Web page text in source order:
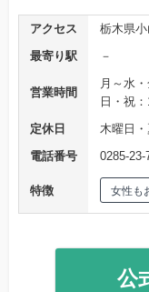
アクセス
栃木県
最寄り駅
－
営業時間
月～水
日・祝
定休日
木曜日
電話番号
0285-23-
特徴 女性も
公